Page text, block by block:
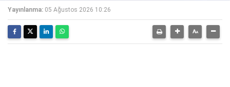
Yayınlanma: 05 Ağustos 2026 10:26